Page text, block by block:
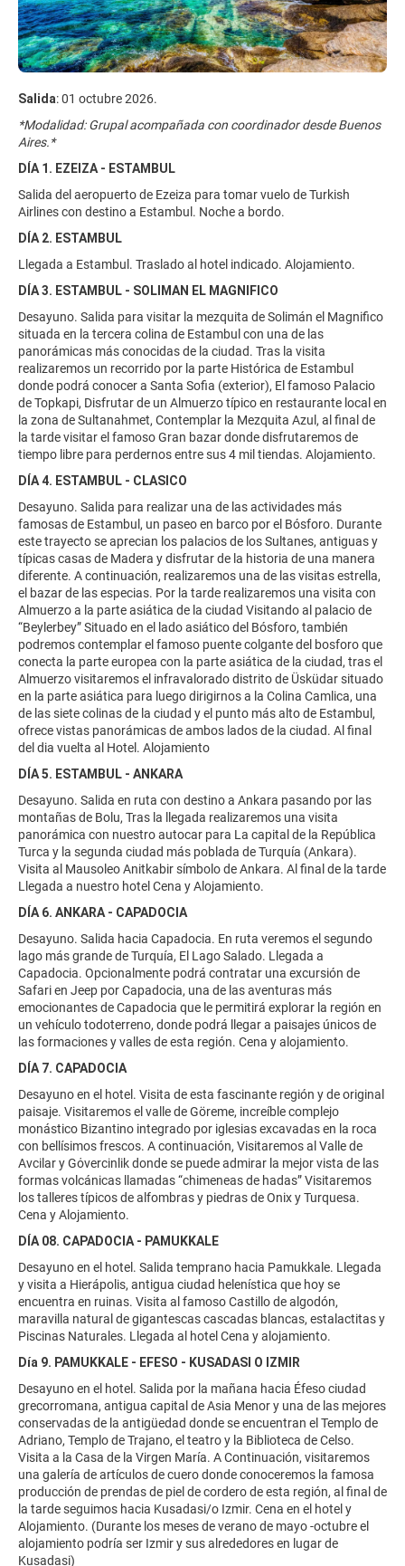
Salida: 01 octubre 2026.
*Modalidad: Grupal acompañada con coordinador desde Buenos
Aires.*
DÍA 1. EZEIZA - ESTAMBUL
Salida del aeropuerto de Ezeiza para tomar vuelo de Turkish
Airlines con destino a Estambul. Noche a bordo.
DÍA 2. ESTAMBUL
Llegada a Estambul. Traslado al hotel indicado. Alojamiento.
DÍA 3. ESTAMBUL - SOLIMAN EL MAGNIFICO
Desayuno. Salida para visitar la mezquita de Solimán el Magnifico
situada en la tercera colina de Estambul con una de las
panorámicas más conocidas de la ciudad. Tras la visita
realizaremos un recorrido por la parte Histórica de Estambul
donde podrá conocer a Santa Sofia (exterior), El famoso Palacio
de Topkapi, Disfrutar de un Almuerzo típico en restaurante local en
la zona de Sultanahmet, Contemplar la Mezquita Azul, al final de
la tarde visitar el famoso Gran bazar donde disfrutaremos de
tiempo libre para perdernos entre sus 4 mil tiendas. Alojamiento.
DÍA 4. ESTAMBUL - CLASICO
Desayuno. Salida para realizar una de las actividades más
famosas de Estambul, un paseo en barco por el Bósforo. Durante
este trayecto se aprecian los palacios de los Sultanes, antiguas y
típicas casas de Madera y disfrutar de la historia de una manera
diferente. A continuación, realizaremos una de las visitas estrella,
el bazar de las especias. Por la tarde realizaremos una visita con
Almuerzo a la parte asiática de la ciudad Visitando al palacio de
“Beylerbey” Situado en el lado asiático del Bósforo, también
podremos contemplar el famoso puente colgante del bosforo que
conecta la parte europea con la parte asiática de la ciudad, tras el
Almuerzo visitaremos el infravalorado distrito de Üsküdar situado
en la parte asiática para luego dirigirnos a la Colina Camlica, una
de las siete colinas de la ciudad y el punto más alto de Estambul,
ofrece vistas panorámicas de ambos lados de la ciudad. Al final
del dia vuelta al Hotel. Alojamiento
DÍA 5. ESTAMBUL - ANKARA
Desayuno. Salida en ruta con destino a Ankara pasando por las
montañas de Bolu, Tras la llegada realizaremos una visita
panorámica con nuestro autocar para La capital de la República
Turca y la segunda ciudad más poblada de Turquía (Ankara).
Visita al Mausoleo Anitkabir símbolo de Ankara. Al final de la tarde
Llegada a nuestro hotel Cena y Alojamiento.
DÍA 6. ANKARA - CAPADOCIA
Desayuno. Salida hacia Capadocia. En ruta veremos el segundo
lago más grande de Turquía, El Lago Salado. Llegada a
Capadocia. Opcionalmente podrá contratar una excursión de
Safari en Jeep por Capadocia, una de las aventuras más
emocionantes de Capadocia que le permitirá explorar la región en
un vehículo todoterreno, donde podrá llegar a paisajes únicos de
las formaciones y valles de esta región. Cena y alojamiento.
DÍA 7. CAPADOCIA
Desayuno en el hotel. Visita de esta fascinante región y de original
paisaje. Visitaremos el valle de Göreme, increíble complejo
monástico Bizantino integrado por iglesias excavadas en la roca
con bellísimos frescos. A continuación, Visitaremos al Valle de
Avcilar y Gόvercinlik donde se puede admirar la mejor vista de las
formas volcánicas llamadas “chimeneas de hadas” Visitaremos
los talleres típicos de alfombras y piedras de Onix y Turquesa.
Cena y Alojamiento.
DÍA 08. CAPADOCIA - PAMUKKALE
Desayuno en el hotel. Salida temprano hacia Pamukkale. Llegada
y visita a Hierápolis, antigua ciudad helenística que hoy se
encuentra en ruinas. Visita al famoso Castillo de algodón,
maravilla natural de gigantescas cascadas blancas, estalactitas y
Piscinas Naturales. Llegada al hotel Cena y alojamiento.
Día 9. PAMUKKALE - EFESO - KUSADASI O IZMIR
Desayuno en el hotel. Salida por la mañana hacia Éfeso ciudad
grecorromana, antigua capital de Asia Menor y una de las mejores
conservadas de la antigüedad donde se encuentran el Templo de
Adriano, Templo de Trajano, el teatro y la Biblioteca de Celso.
Visita a la Casa de la Virgen María. A Continuación, visitaremos
una galería de artículos de cuero donde conoceremos la famosa
producción de prendas de piel de cordero de esta región, al final de
la tarde seguimos hacia Kusadasi/o Izmir. Cena en el hotel y
Alojamiento. (Durante los meses de verano de mayo -octubre el
alojamiento podría ser Izmir y sus alrededores en lugar de
Kusadasi)